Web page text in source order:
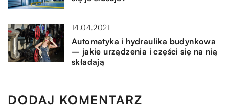
14.04.2021
Automatyka i hydraulika budynkowa
– jakie urządzenia i części się na nią
składają
DODAJ KOMENTARZ